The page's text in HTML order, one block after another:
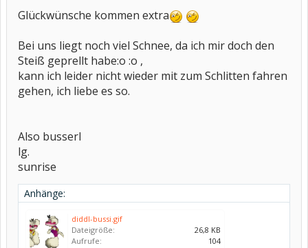
Glückwünsche kommen extra
Bei uns liegt noch viel Schnee, da ich mir doch den
Steiß geprellt habe:o :o ,
kann ich leider nicht wieder mit zum Schlitten fahren
gehen, ich liebe es so.
Also busserl
lg.
sunrise
Anhänge:
diddl-bussi.gif
Dateigröße:
26,8 KB
Aufrufe:
104